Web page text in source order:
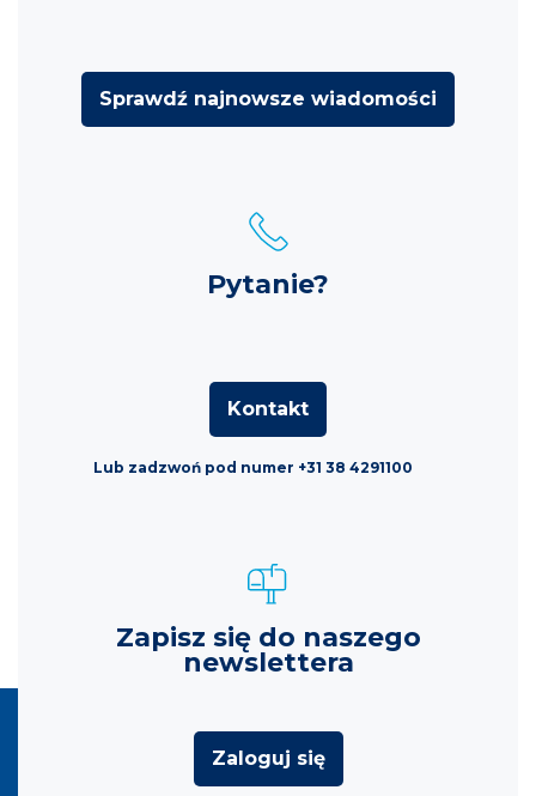
Sprawdź najnowsze wiadomości
Pytanie?
Kontakt
Lub zadzwoń pod numer +31 38 4291100
Zapisz się do naszego
newslettera
Zaloguj się